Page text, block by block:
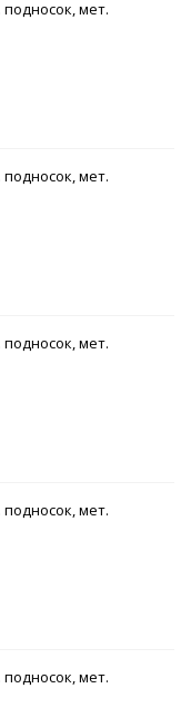
мет.
мет.
мет.
мет.
мет.